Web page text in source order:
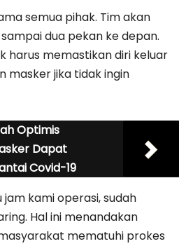
semua pihak. Tim akan
dua pekan ke depan.
harus memastikan diri keluar
masker jika tidak ingin
Optimis
Dapat
Covid-19
kami operasi, sudah
Hal ini menandakan
mematuhi prokes